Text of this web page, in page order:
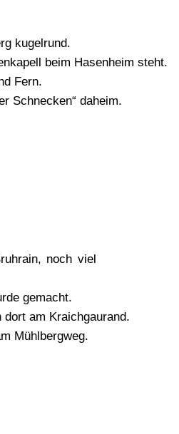
kugelrund.
beim Hasenheim steht.
Fern.
Schnecken“ daheim.
noch viel
gemacht.
dort am Kraichgaurand.
Mühlbergweg.